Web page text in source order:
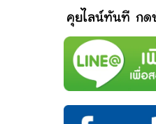
คุยไลน์ทันที กด